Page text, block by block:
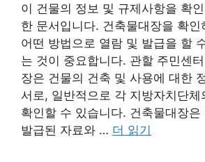
이 건물의 정보 및 규제사항을 확
한 문서입니다. 건축물대장을 확인
어떤 방법으로 열람 및 발급을 할
는 것이 중요합니다. 관할 주민센
장은 건물의 건축 및 사용에 대한
서로, 일반적으로 각 지방자치단체
확인할 수 있습니다. 건축물대장은
발급된 자료와 … 더 읽기